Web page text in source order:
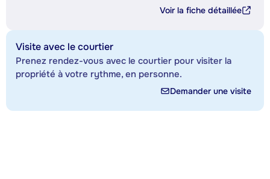
Voir la fiche détaillée
Visite avec le courtier
Prenez rendez-vous avec le courtier pour visiter la
propriété à votre rythme, en personne.
Demander une visite